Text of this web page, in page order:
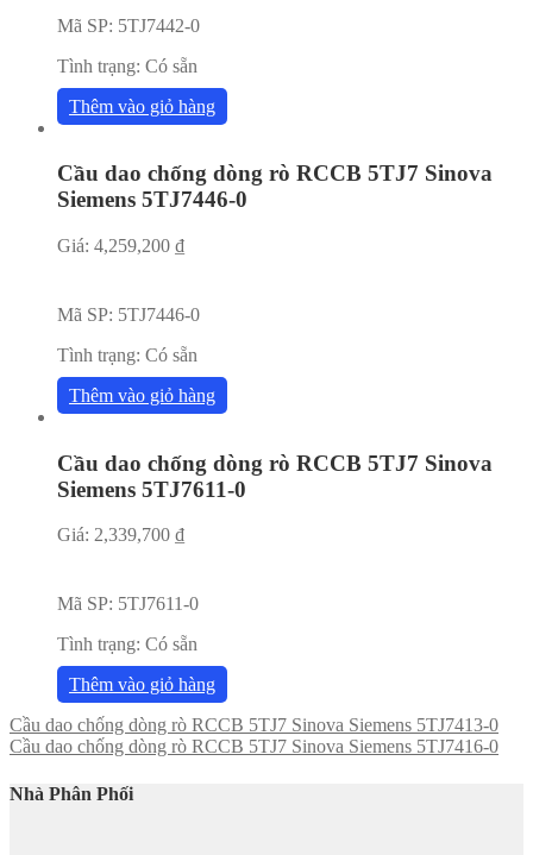
Mã SP: 5TJ7442-0
Tình trạng: Có sẵn
Thêm vào giỏ hàng
Cầu dao chống dòng rò RCCB 5TJ7 Sinova
Siemens 5TJ7446-0
Giá: 4,259,200 ₫
Mã SP: 5TJ7446-0
Tình trạng: Có sẵn
Thêm vào giỏ hàng
Cầu dao chống dòng rò RCCB 5TJ7 Sinova
Siemens 5TJ7611-0
Giá: 2,339,700 ₫
Mã SP: 5TJ7611-0
Tình trạng: Có sẵn
Thêm vào giỏ hàng
Cầu dao chống dòng rò RCCB 5TJ7 Sinova Siemens 5TJ7413-0
Cầu dao chống dòng rò RCCB 5TJ7 Sinova Siemens 5TJ7416-0
Nhà Phân Phối